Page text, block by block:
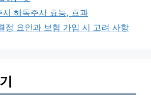
사 해독주사 효능, 효과
정 요인과 보험 가입 시 고려 사항